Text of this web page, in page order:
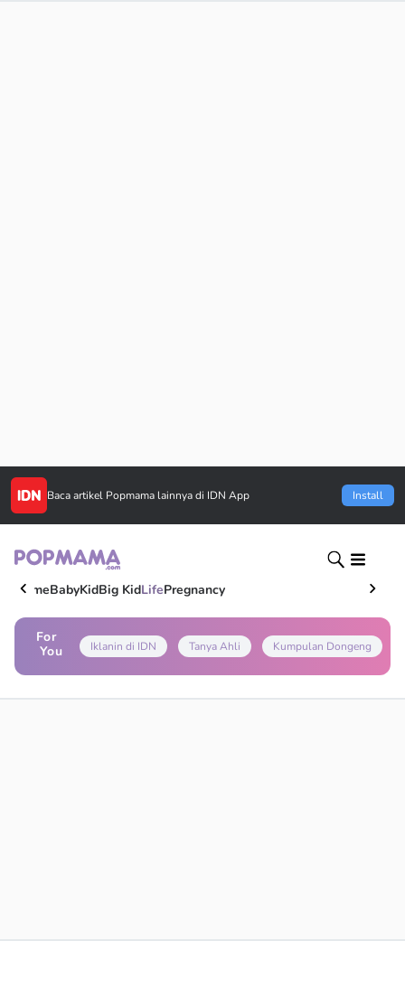
Baca artikel Popmama lainnya di IDN App Install
HomeBabyKidBig KidLifePregnancy
For
You
Iklanin di IDN Tanya Ahli Kumpulan Dongeng